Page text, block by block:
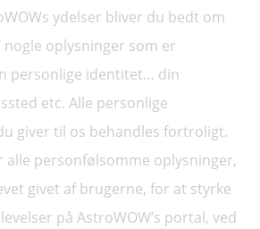
ydelser bliver du bedt om
nogle oplysninger som er
personlige identitet… din
etc. Alle personlige
giver til os behandles fortroligt.
alle personfølsomme oplysninger,
givet af brugerne, for at styrke
på AstroWOW’s portal, ved